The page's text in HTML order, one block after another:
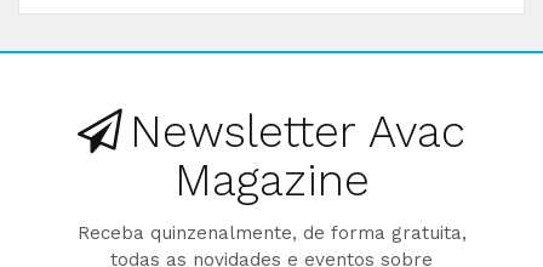
Newsletter Avac
Magazine
Receba quinzenalmente, de forma gratuita,
todas as novidades e eventos sobre